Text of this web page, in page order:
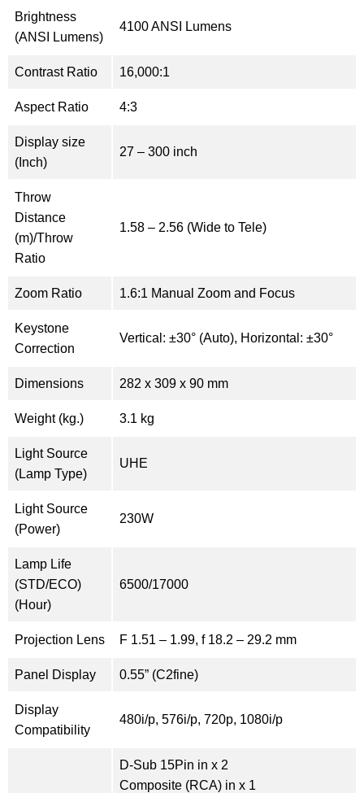
Brightness
(ANSI Lumens)
4100 ANSI Lumens
Contrast Ratio 16,000:1
Aspect Ratio 4:3
Display size
(Inch)
27 – 300 inch
Throw
Distance
(m)/Throw
Ratio
1.58 – 2.56 (Wide to Tele)
Zoom Ratio 1.6:1 Manual Zoom and Focus
Keystone
Correction
Vertical: ±30° (Auto), Horizontal: ±30°
Dimensions 282 x 309 x 90 mm
Weight (kg.) 3.1 kg
Light Source
(Lamp Type)
UHE
Light Source
(Power)
230W
Lamp Life
(STD/ECO)
(Hour)
6500/17000
Projection Lens F 1.51 – 1.99, f 18.2 – 29.2 mm
Panel Display 0.55” (C2fine)
Display
Compatibility
480i/p, 576i/p, 720p, 1080i/p
D-Sub 15Pin in x 2
Composite (RCA) in x 1